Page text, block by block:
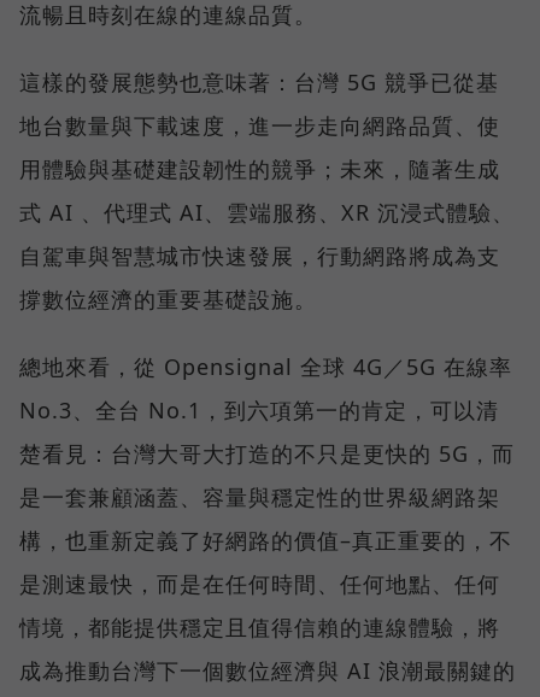
流暢且時刻在線的連線品質。
這樣的發展態勢也意味著：台灣 5G 競爭已從基
地台數量與下載速度，進一步走向網路品質、使
用體驗與基礎建設韌性的競爭；未來，隨著生成
式 AI 、代理式 AI、雲端服務、XR 沉浸式體驗、
自駕車與智慧城市快速發展，行動網路將成為支
撐數位經濟的重要基礎設施。
總地來看，從 Opensignal 全球 4G／5G 在線率
No.3、全台 No.1，到六項第一的肯定，可以清
楚看見：台灣大哥大打造的不只是更快的 5G，而
是一套兼顧涵蓋、容量與穩定性的世界級網路架
構，也重新定義了好網路的價值–真正重要的，不
是測速最快，而是在任何時間、任何地點、任何
情境，都能提供穩定且值得信賴的連線體驗，將
成為推動台灣下一個數位經濟與 AI 浪潮最關鍵的